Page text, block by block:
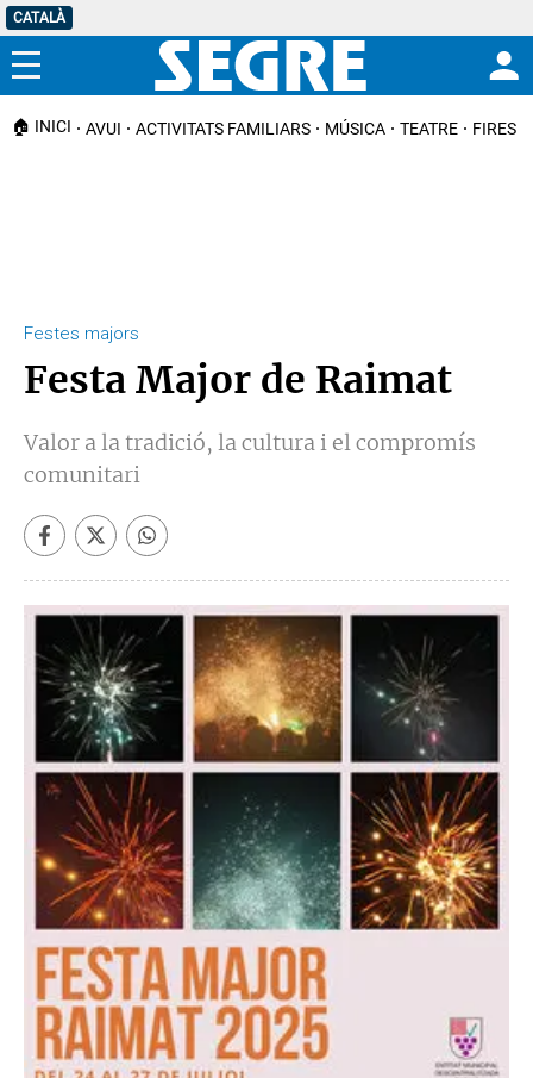
CATALÀ
Menú
🏠 INICI AVUI ACTIVITATS FAMILIARS MÚSICA TEATRE FIRES I
Festes majors
Festa Major de Raimat
Valor a la tradició, la cultura i el compromís
comunitari